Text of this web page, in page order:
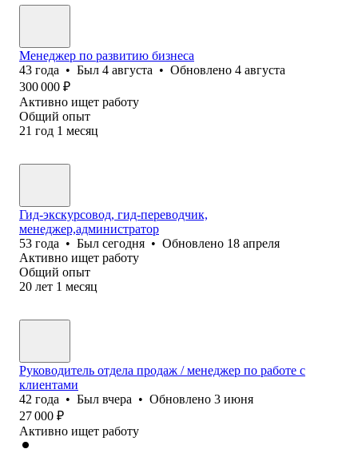
Менеджер по развитию бизнеса
43 года • Был 4 августа • Обновлено 4 августа
300 000 ₽
Активно ищет работу
Общий опыт
21 год 1 месяц
Гид-экскурсовод, гид-переводчик,
менеджер,администратор
53 года • Был сегодня • Обновлено 18 апреля
Активно ищет работу
Общий опыт
20 лет 1 месяц
Руководитель отдела продаж / менеджер по работе с
клиентами
42 года • Был вчера • Обновлено 3 июня
27 000 ₽
Активно ищет работу